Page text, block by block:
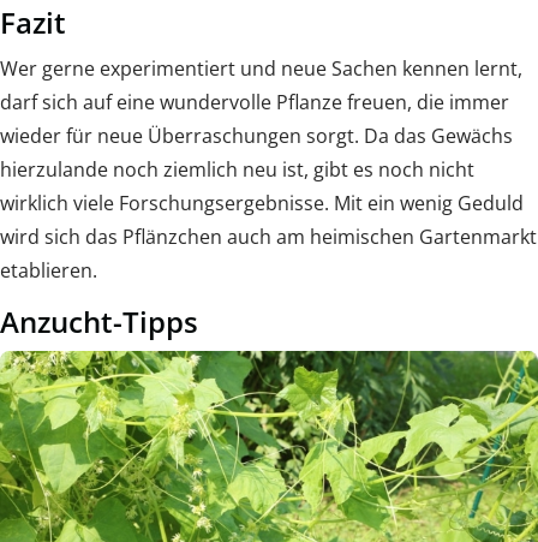
Fazit
Wer gerne experimentiert und neue Sachen kennen lernt,
darf sich auf eine wundervolle Pflanze freuen, die immer
wieder für neue Überraschungen sorgt. Da das Gewächs
hierzulande noch ziemlich neu ist, gibt es noch nicht
wirklich viele Forschungsergebnisse. Mit ein wenig Geduld
wird sich das Pflänzchen auch am heimischen Gartenmarkt
etablieren.
Anzucht-Tipps